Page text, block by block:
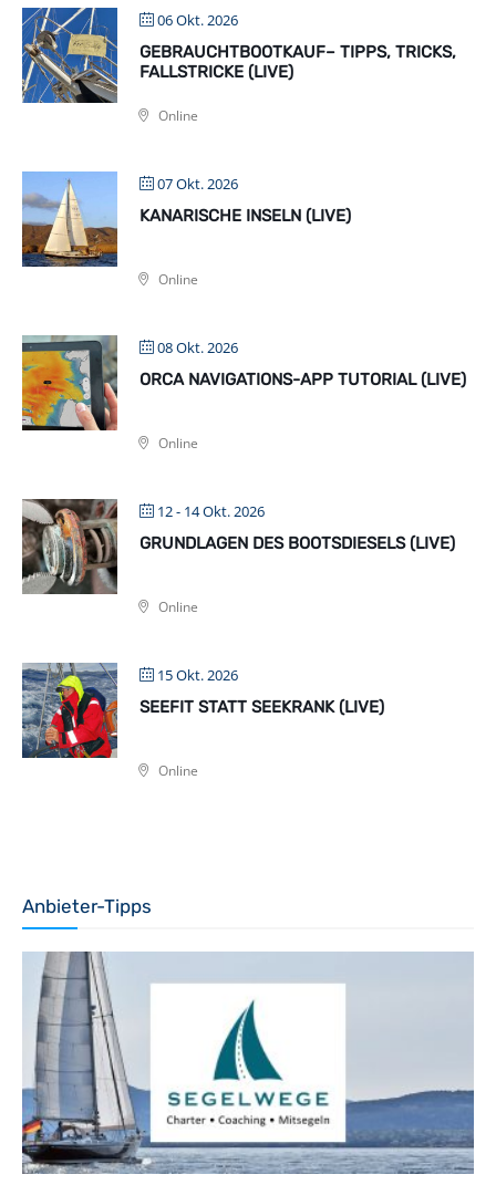
06 Okt. 2026
GEBRAUCHTBOOTKAUF– TIPPS, TRICKS,
FALLSTRICKE (LIVE)
Online
07 Okt. 2026
KANARISCHE INSELN (LIVE)
Online
08 Okt. 2026
ORCA NAVIGATIONS-APP TUTORIAL (LIVE)
Online
12 - 14 Okt. 2026
GRUNDLAGEN DES BOOTSDIESELS (LIVE)
Online
15 Okt. 2026
SEEFIT STATT SEEKRANK (LIVE)
Online
Anbieter-Tipps